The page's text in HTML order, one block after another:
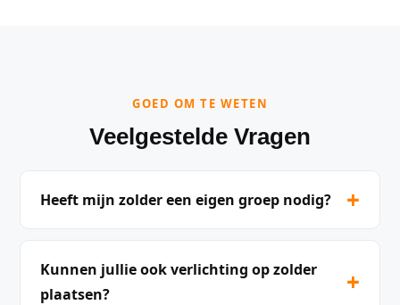
GOED OM TE WETEN
Veelgestelde Vragen
Heeft mijn zolder een eigen groep nodig? +
Kunnen jullie ook verlichting op zolder
plaatsen?
+